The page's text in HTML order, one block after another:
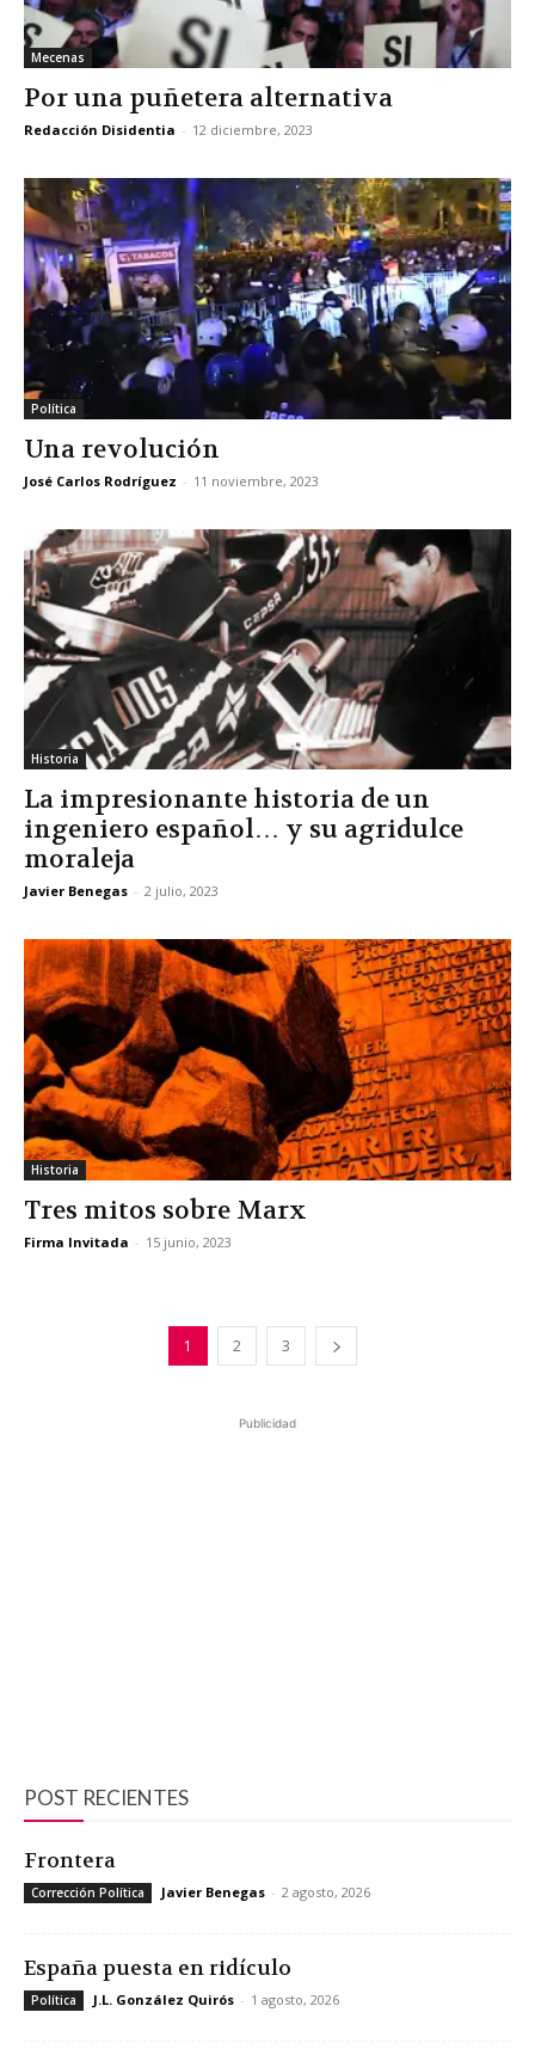
Mecenas
Por una puñetera alternativa
Redacción Disidentia - 12 diciembre, 2023
Política
Una revolución
José Carlos Rodríguez - 11 noviembre, 2023
Historia
La impresionante historia de un
ingeniero español… y su agridulce
moraleja
Javier Benegas - 2 julio, 2023
Historia
Tres mitos sobre Marx
Firma Invitada - 15 junio, 2023
1 2 3
Publicidad
POST RECIENTES
Frontera
Corrección Política Javier Benegas - 2 agosto, 2026
España puesta en ridículo
Política J.L. González Quirós - 1 agosto, 2026